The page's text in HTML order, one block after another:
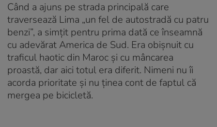
Când a ajuns pe strada principală care
traversează Lima „un fel de autostradă cu patru
benzi”, a simțit pentru prima dată ce înseamnă
cu adevărat America de Sud. Era obișnuit cu
traficul haotic din Maroc și cu mâncarea
proastă, dar aici totul era diferit. Nimeni nu îi
acorda prioritate și nu ținea cont de faptul că
mergea pe bicicletă.